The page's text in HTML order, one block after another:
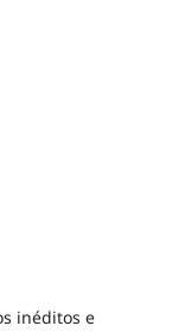
inéditos e